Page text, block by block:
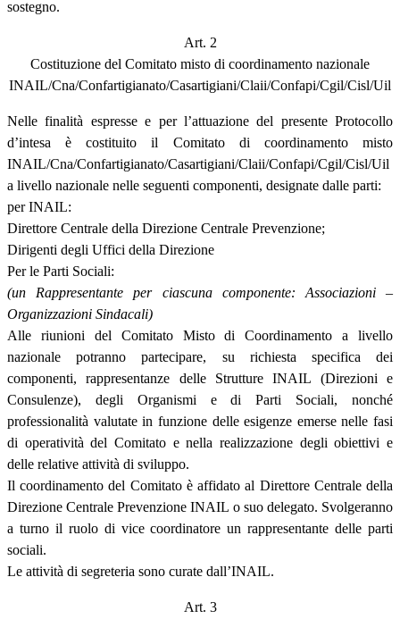
sostegno.
Art. 2
Costituzione del Comitato misto di coordinamento nazionale
INAIL/Cna/Confartigianato/Casartigiani/Claii/Confapi/Cgil/Cisl/Uil
Nelle finalità espresse e per l’attuazione del presente Protocollo
d’intesa è costituito il Comitato di coordinamento misto
INAIL/Cna/Confartigianato/Casartigiani/Claii/Confapi/Cgil/Cisl/Uil
a livello nazionale nelle seguenti componenti, designate dalle parti:
per INAIL:
Direttore Centrale della Direzione Centrale Prevenzione;
Dirigenti degli Uffici della Direzione
Per le Parti Sociali:
(un Rappresentante per ciascuna componente: Associazioni –
Organizzazioni Sindacali)
Alle riunioni del Comitato Misto di Coordinamento a livello
nazionale potranno partecipare, su richiesta specifica dei
componenti, rappresentanze delle Strutture INAIL (Direzioni e
Consulenze), degli Organismi e di Parti Sociali, nonché
professionalità valutate in funzione delle esigenze emerse nelle fasi
di operatività del Comitato e nella realizzazione degli obiettivi e
delle relative attività di sviluppo.
Il coordinamento del Comitato è affidato al Direttore Centrale della
Direzione Centrale Prevenzione INAIL o suo delegato. Svolgeranno
a turno il ruolo di vice coordinatore un rappresentante delle parti
sociali.
Le attività di segreteria sono curate dall’INAIL.
Art. 3